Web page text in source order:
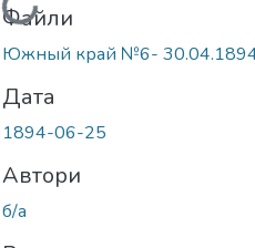
Вантажиться...
Файли
Южный край №6-
Дата
1894-06-25
Автори
б/а